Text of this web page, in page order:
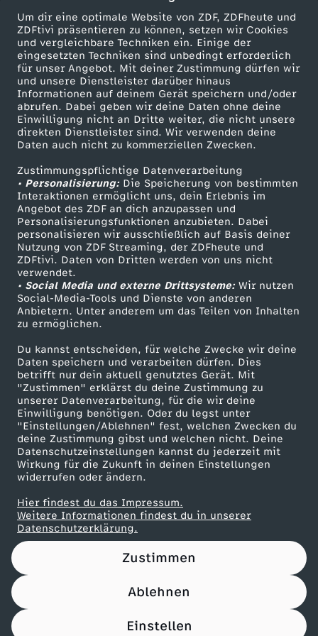
Um dir eine optimale Website von ZDF, ZDFheute und
ZDFtivi präsentieren zu können, setzen wir Cookies
und vergleichbare Techniken ein. Einige der
eingesetzten Techniken sind unbedingt erforderlich
für unser Angebot. Mit deiner Zustimmung dürfen wir
und unsere Dienstleister darüber hinaus
Informationen auf deinem Gerät speichern und/oder
abrufen. Dabei geben wir deine Daten ohne deine
Einwilligung nicht an Dritte weiter, die nicht unsere
direkten Dienstleister sind. Wir verwenden deine
Daten auch nicht zu kommerziellen Zwecken.
Zustimmungspflichtige Datenverarbeitung
• Personalisierung:Die Speicherung von bestimmten
Interaktionen ermöglicht uns, dein Erlebnis im
Angebot des ZDF an dich anzupassen und
Personalisierungsfunktionen anzubieten. Dabei
personalisieren wir ausschließlich auf Basis deiner
Nutzung von ZDF Streaming, der ZDFheute und
ZDFtivi. Daten von Dritten werden von uns nicht
verwendet.
• Social Media und externe Drittsysteme:Wir nutzen
Social-Media-Tools und Dienste von anderen
Anbietern. Unter anderem um das Teilen von Inhalten
zu ermöglichen.
Du kannst entscheiden, für welche Zwecke wir deine
Daten speichern und verarbeiten dürfen. Dies
betrifft nur dein aktuell genutztes Gerät. Mit
"Zustimmen" erklärst du deine Zustimmung zu
unserer Datenverarbeitung, für die wir deine
Einwilligung benötigen. Oder du legst unter
"Einstellungen/Ablehnen" fest, welchen Zwecken du
deine Zustimmung gibst und welchen nicht. Deine
Datenschutzeinstellungen kannst du jederzeit mit
Wirkung für die Zukunft in deinen Einstellungen
widerrufen oder ändern.
Hier findest du das Impressum.
Weitere Informationen findest du in unserer
Datenschutzerklärung.
Zustimmen
Ablehnen
Einstellen
Filtern
m
G
r
ü
n
e
n
Mehr ZDF
ZDF-Apps
Smart TV
ZDFtext
Livestreams
Sendungen A-Z
TV-Programm
Service
ZDFmitreden
Kontakt zum ZDF
Tickets
Zuschauerservice
Hilfe
ZDF Unternehmen
Karriere
ZDF goes Schule
Werbefernsehen
Mainzelmännchen
Partner
Nutzungsbedingungen
Impressum